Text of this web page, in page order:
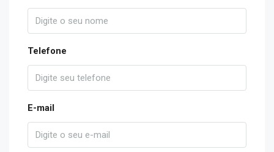
Telefone
E-mail